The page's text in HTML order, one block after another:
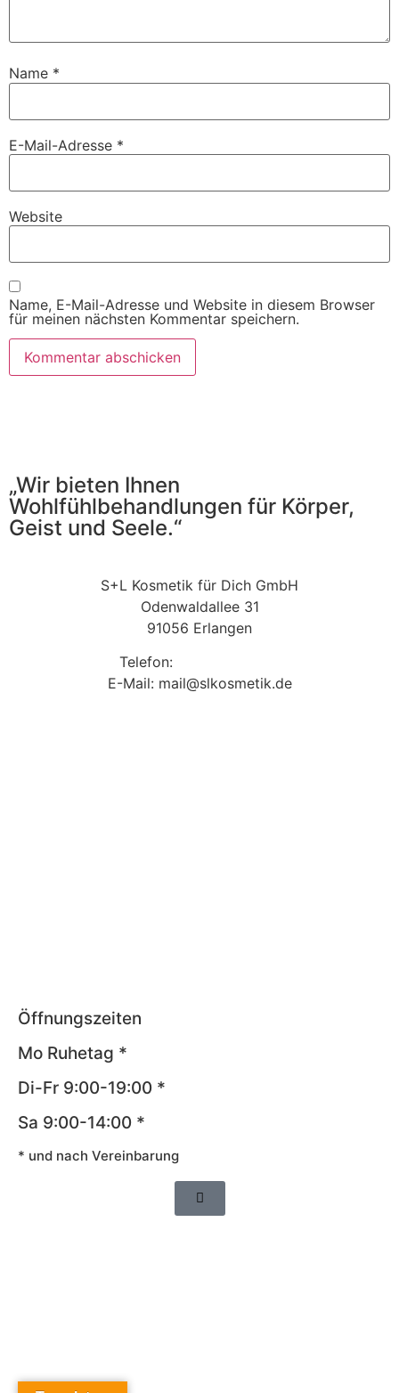
Name *
E-Mail-Adresse *
Website
Name, E-Mail-Adresse und Website in diesem Browser
für meinen nächsten Kommentar speichern.
„Wir bieten Ihnen
Wohlfühlbehandlungen für Körper,
Geist und Seele.“
S+L Kosmetik für Dich GmbH
Odenwaldallee 31
91056 Erlangen
Telefon:
E-Mail: mail@slkosmetik.de
Öffnungszeiten
Mo Ruhetag *
Di-Fr 9:00-19:00 *
Sa 9:00-14:00 *
* und nach Vereinbarung